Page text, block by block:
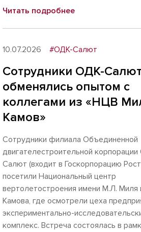
Читать подробнее
10.07.2026 #ОДК-Салют
Сотрудники ОДК-Салют
обменялись опытом с
коллегами из «НЦВ
Камов»
Сотрудники филиала Объединенной
двигателестроительной
Салют (входит в Госкорпорацию
посетили Национальный центр
вертолетостроения имени М.Л. Миля
Камова, где осмотрели цеха
экспериментально-
комплекс. Встреча состоялась в